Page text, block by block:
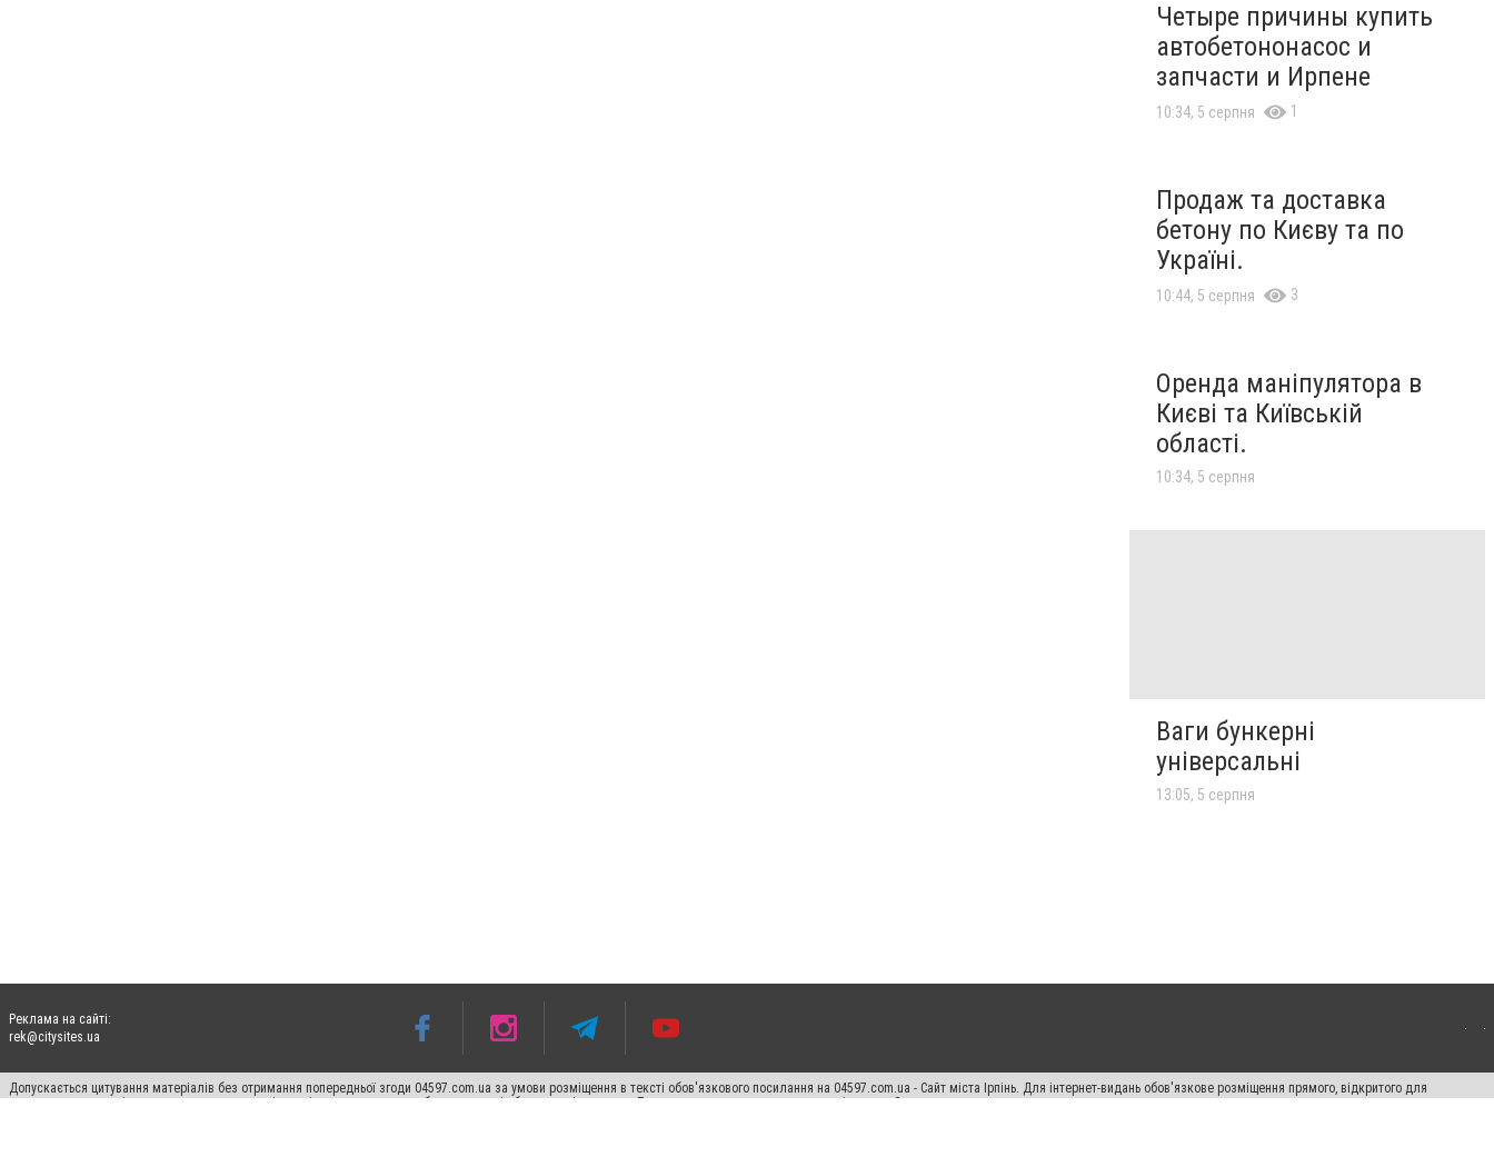
Четыре причины купить
автобетононасос и
запчасти и Ирпене
10:34, 5 серпня 1
Продаж та доставка
бетону по Києву та по
Україні.
10:44, 5 серпня 3
Оренда маніпулятора в
Києві та Київській
області.
10:34, 5 серпня
Ваги бункерні
універсальні
13:05, 5 серпня
Реклама на сайті:
rek@citysites.ua
Допускається цитування матеріалів без отримання попередньої згоди 04597.com.ua за умови розміщення в тексті обов'язкового посилання на 04597.com.ua - Сайт міста Ірпінь. Для інтернет-видань обов'язкове розміщення прямого, відкритого для
пошукових систем гіперпосилання на цитовані статті не нижче другого абзацу в тексті або в якості джерела. Порушення виняткових прав переслідується Законом.